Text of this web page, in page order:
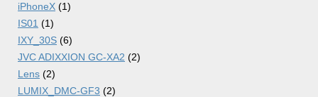
iPhoneX (1)
IS01 (1)
IXY_30S (6)
JVC ADIXXION GC-XA2 (2)
Lens (2)
LUMIX_DMC-GF3 (2)